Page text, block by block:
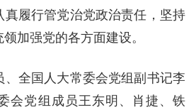
真履行管党治党政治责任，坚持
加强党的各方面建设。
、全国人大常委会党组副书记李
会党组成员王东明、肖捷、铁